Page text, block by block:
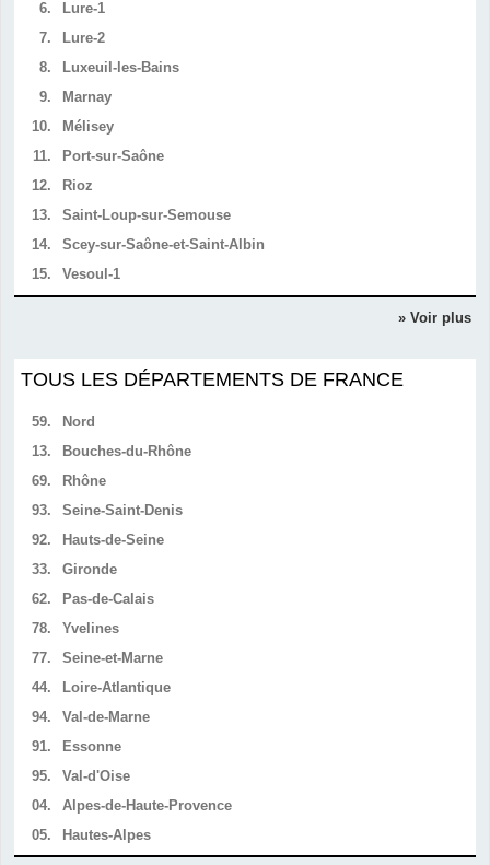
6.
Lure-1
7.
Lure-2
8.
Luxeuil-les-Bains
9.
Marnay
10.
Mélisey
11.
Port-sur-Saône
12.
Rioz
13.
Saint-Loup-sur-Semouse
14.
Scey-sur-Saône-et-Saint-Albin
15.
Vesoul-1
» Voir plus
TOUS LES DÉPARTEMENTS DE FRANCE
59.
Nord
13.
Bouches-du-Rhône
69.
Rhône
93.
Seine-Saint-Denis
92.
Hauts-de-Seine
33.
Gironde
62.
Pas-de-Calais
78.
Yvelines
77.
Seine-et-Marne
44.
Loire-Atlantique
94.
Val-de-Marne
91.
Essonne
95.
Val-d'Oise
04.
Alpes-de-Haute-Provence
05.
Hautes-Alpes